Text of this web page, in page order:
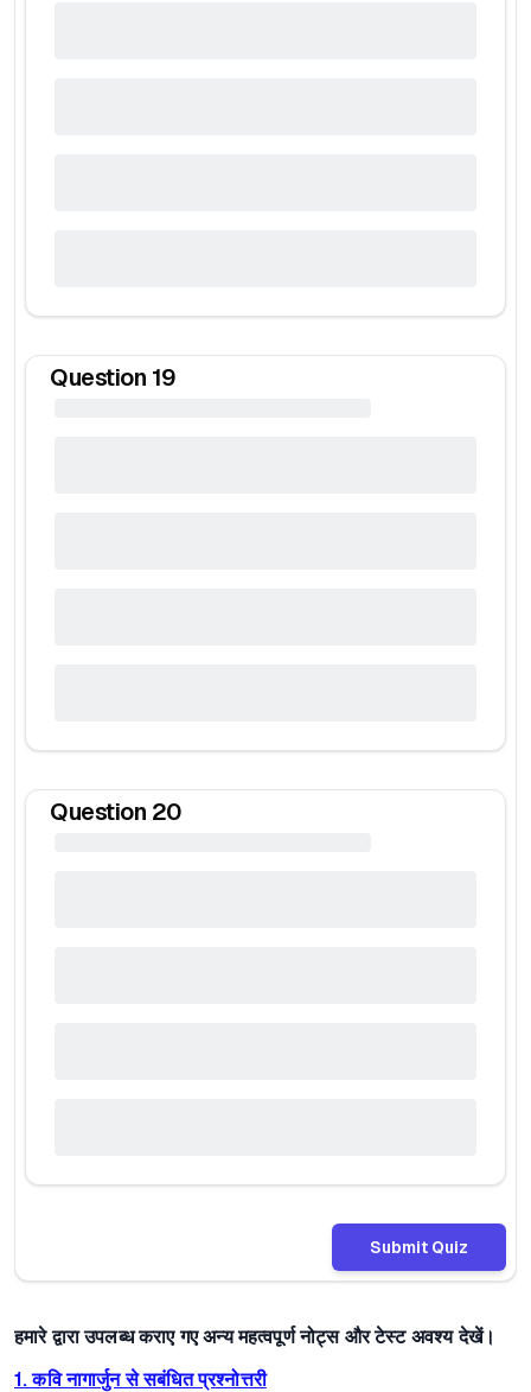
Question 19
Question 20
Submit Quiz
हमारे द्वारा उपलब्ध कराए गए अन्य महत्वपूर्ण नोट्स और टेस्ट अवश्य देखें।
1. कवि नागार्जुन से सबंधित प्रश्नोत्तरी